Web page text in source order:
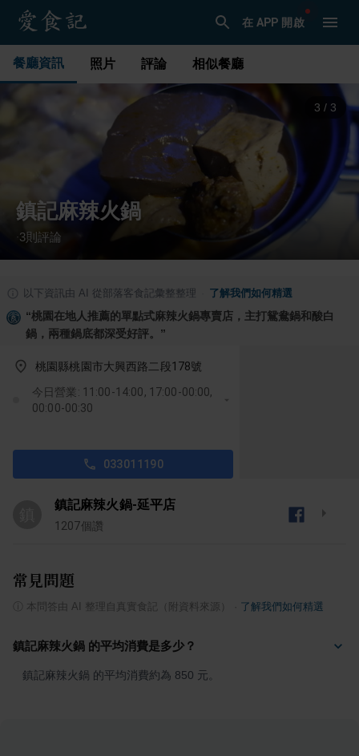
在 APP 開啟
餐廳資訊 照片 評論 相似餐廳
1 / 3
鎮記麻辣火鍋
·3則評論
以下資訊由 AI 從部落客食記彙整整理 了解我們如何精選
“桃園在地人推薦的單點式麻辣火鍋專賣店，主打鴛鴦鍋和酸白
鍋，兩種鍋底都深受好評。 ”
桃園縣桃園市大興西路二段178號
今日營業: 11:00-14:00, 17:00-00:00,
00:00-00:30
033011190
鎮記麻辣火鍋-延平店
1207個讚
常見問題
本問答由 AI 整理自真實食記（附資料來源） 了解我們如何精選
鎮記麻辣火鍋 的平均消費是多少？
鎮記麻辣火鍋 的平均消費約為 850 元。